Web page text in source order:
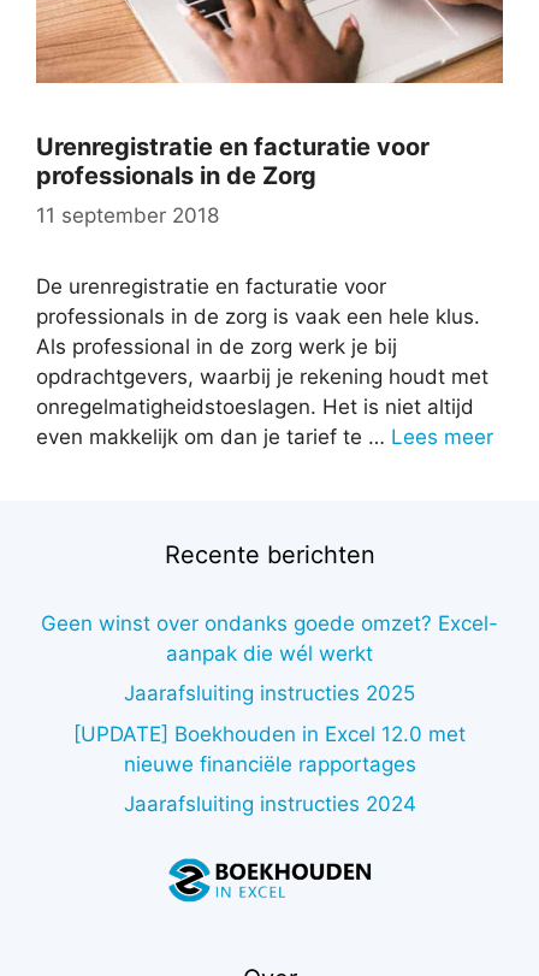
Urenregistratie en facturatie voor
professionals in de Zorg
11 september 2018
De urenregistratie en facturatie voor
professionals in de zorg is vaak een hele klus.
Als professional in de zorg werk je bij
opdrachtgevers, waarbij je rekening houdt met
onregelmatigheidstoeslagen. Het is niet altijd
even makkelijk om dan je tarief te … Lees meer
Recente berichten
Geen winst over ondanks goede omzet? Excel-
aanpak die wél werkt
Jaarafsluiting instructies 2025
[UPDATE] Boekhouden in Excel 12.0 met
nieuwe financiële rapportages
Jaarafsluiting instructies 2024